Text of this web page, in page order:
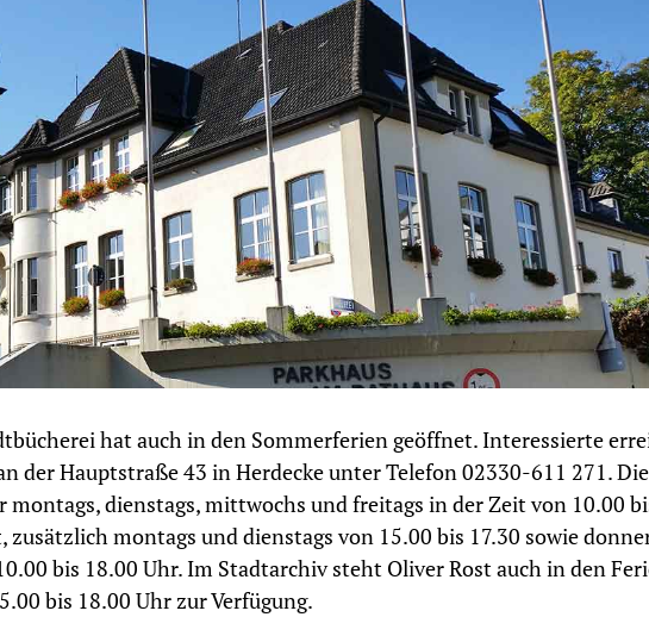
hat auch in den Sommerferien geöffnet. Interessierte
der Hauptstraße 43 in Herdecke unter Telefon 02330-611 271. Die
montags, dienstags, mittwochs und freitags in der Zeit von 10.00
zusätzlich montags und dienstags von 15.00 bis 17.30 sowie
bis 18.00 Uhr. Im Stadtarchiv steht Oliver Rost auch in den
bis 18.00 Uhr zur Verfügung.